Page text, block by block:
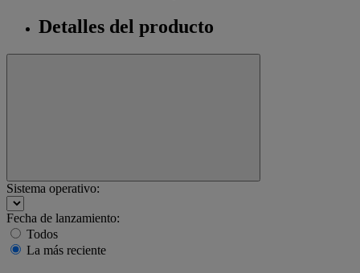
Detalles del producto
Sistema operativo:
Fecha de lanzamiento:
Todos
La más reciente